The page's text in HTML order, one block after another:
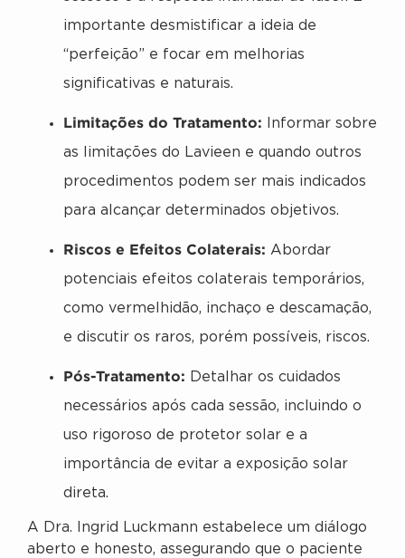
importante desmistificar a ideia de
“perfeição” e focar em melhorias
significativas e naturais.
Limitações do Tratamento: Informar sobre
as limitações do Lavieen e quando outros
procedimentos podem ser mais indicados
para alcançar determinados objetivos.
Riscos e Efeitos Colaterais: Abordar
potenciais efeitos colaterais temporários,
como vermelhidão, inchaço e descamação,
e discutir os raros, porém possíveis, riscos.
Pós-Tratamento: Detalhar os cuidados
necessários após cada sessão, incluindo o
uso rigoroso de protetor solar e a
importância de evitar a exposição solar
direta.
A Dra. Ingrid Luckmann estabelece um diálogo
aberto e honesto, assegurando que o paciente